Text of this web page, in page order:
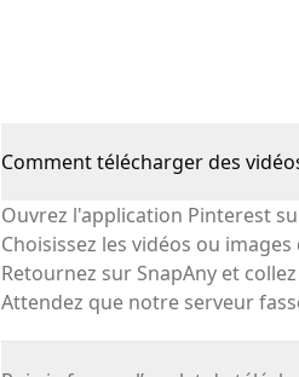
Comment télécharger des
Ouvrez l'application Pinterest
Choisissez les vidéos ou
Retournez sur SnapAny et
Attendez que notre serveur